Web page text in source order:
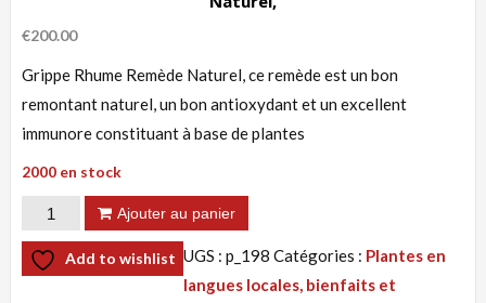
€200.00
Grippe Rhume Remède Naturel, ce remède est un bon
remontant naturel, un bon antioxydant et un excellent
immunore constituant à base de plantes
2000 en stock
quantité
de
Tisane
Ajouter au panier
Add to wishlist UGS : p_198 Catégories : Plantes en
langues locales, bienfaits et